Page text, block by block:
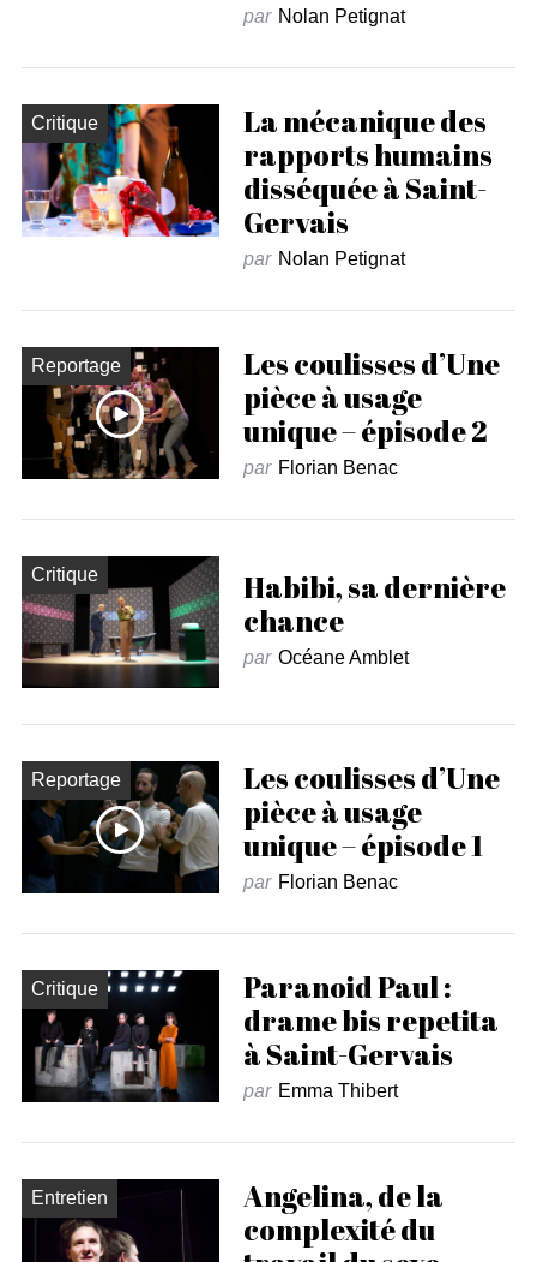
par Nolan Petignat
Critique
La mécanique des
rapports humains
disséquée à Saint-
Gervais
par Nolan Petignat
Reportage
Les coulisses d’Une
pièce à usage
unique – épisode 2
par Florian Benac
Critique
Habibi, sa dernière
chance
par Océane Amblet
Reportage
Les coulisses d’Une
pièce à usage
unique – épisode 1
par Florian Benac
Critique
Paranoid Paul :
drame bis repetita
à Saint-Gervais
par Emma Thibert
Entretien
Angelina, de la
complexité du